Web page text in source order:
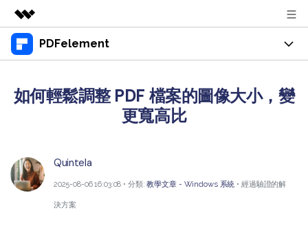
精選產品
實用工具
總覽
商店
PDFelement
桌面版
Mac 版 PDFelement
行動應用程式版
閱讀 PDF
註釋 PDF
教學中心
人氣名單
支援
支援文件
如何輕鬆調整 PDF 檔案的圖像大小，變
更寬高比
Quintela
2025-08-06 16:03:08 • 分類:教學文章 - Windows 系統 • 經過驗證的解
決方案